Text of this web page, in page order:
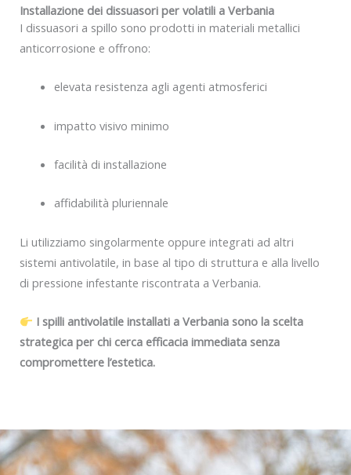
Installazione dei dissuasori per volatili a Verbania
I dissuasori a spillo sono prodotti in materiali metallici
anticorrosione e offrono:
elevata resistenza agli agenti atmosferici
impatto visivo minimo
facilità di installazione
affidabilità pluriennale
Li utilizziamo singolarmente oppure integrati ad altri
sistemi antivolatile, in base al tipo di struttura e alla livello
di pressione infestante riscontrata a Verbania.
I spilli antivolatile installati a Verbania sono la scelta
strategica per chi cerca efficacia immediata senza
compromettere l’estetica.